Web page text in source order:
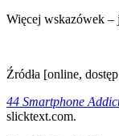
Więcej wskazówek –
Źródła [online,
44 Smartphone
slicktext.com.